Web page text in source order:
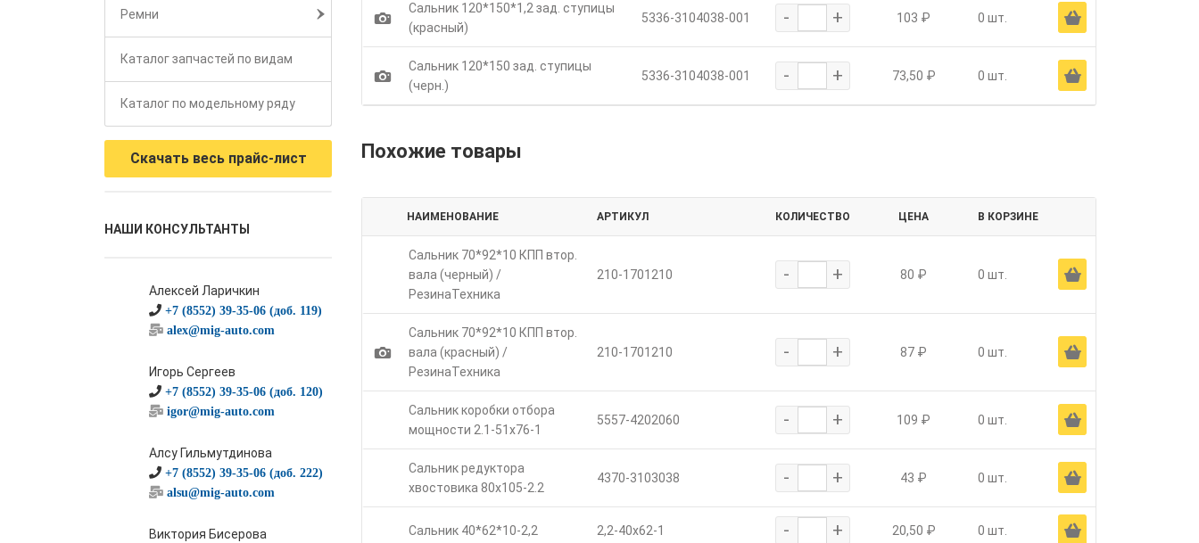
Ремни
Каталог запчастей по видам
Каталог по модельному ряду
Скачать весь прайс-лист
НАШИ КОНСУЛЬТАНТЫ
Алексей Ларичкин
+7 (8552) 39-35-06 (доб. 119)
alex@mig-auto.com
Игорь Сергеев
+7 (8552) 39-35-06 (доб. 120)
igor@mig-auto.com
Алсу Гильмутдинова
+7 (8552) 39-35-06 (доб. 222)
alsu@mig-auto.com
Виктория Бисерова
1
Сальник 120*150*1,2 зад. ступицы
(красный)
5336-3104038-001 - + 103 ₽ 0 шт. Ä
1
Сальник 120*150 зад. ступицы
(черн.)
5336-3104038-001 - + 73,50 ₽ 0 шт. Ä
Похожие товары
НАИМЕНОВАНИЕ АРТИКУЛ КОЛИЧЕСТВО ЦЕНА В КОРЗИНЕ
Сальник 70*92*10 КПП втор.
вала (черный) /
РезинаТехника
210-1701210 - + 80 ₽ 0 шт. Ä
1
Сальник 70*92*10 КПП втор.
вала (красный) /
РезинаТехника
210-1701210 - + 87 ₽ 0 шт. Ä
Сальник коробки отбора
мощности 2.1-51х76-1
5557-4202060 - + 109 ₽ 0 шт. Ä
Сальник редуктора
хвостовика 80х105-2.2
4370-3103038 - + 43 ₽ 0 шт. Ä
Сальник 40*62*10-2,2 2,2-40х62-1 - + 20,50 ₽ 0 шт. Ä